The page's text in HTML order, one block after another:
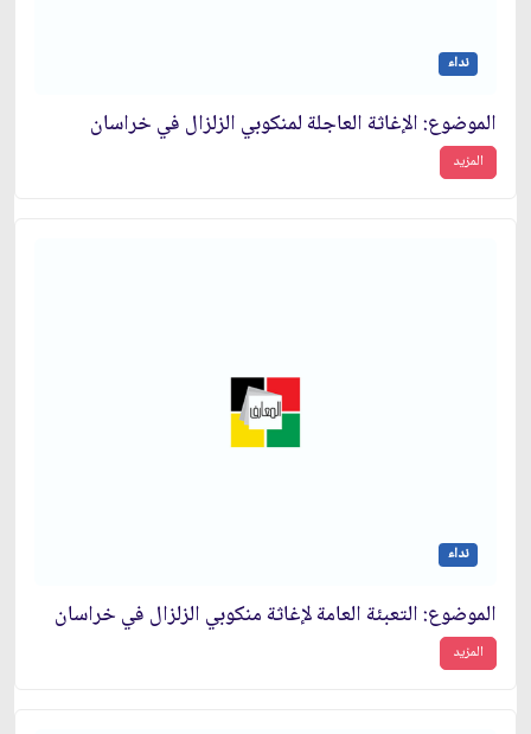
نداء
الموضوع: الإغاثة العاجلة لمنكوبي الزلزال في خراسان‏
المزيد
نداء
الموضوع: التعبئة العامة لإغاثة منكوبي الزلزال في خراسان‏
المزيد